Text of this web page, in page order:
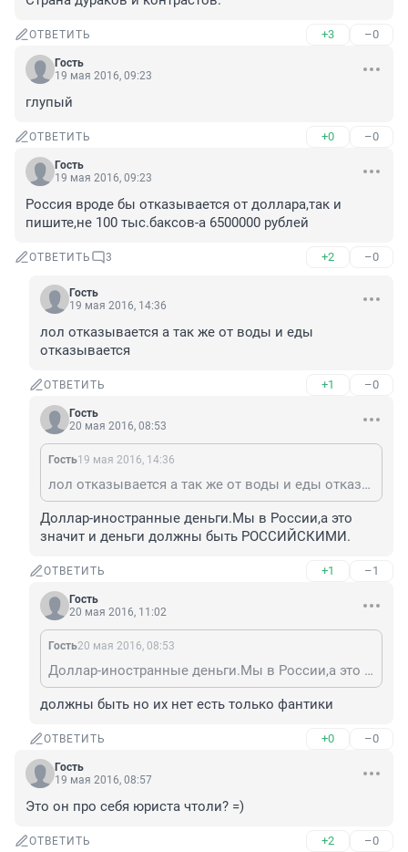
ОТВЕТИТЬ +3 –0
Гость
19 мая 2016, 09:23
глупый
ОТВЕТИТЬ +0 –0
Гость
19 мая 2016, 09:23
Россия вроде бы отказывается от доллара,так и
пишите,не 100 тыс.баксов-а 6500000 рублей
ОТВЕТИТЬ 3 +2 –0
Гость
19 мая 2016, 14:36
лол отказывается а так же от воды и еды
отказывается
ОТВЕТИТЬ +1 –0
Гость
20 мая 2016, 08:53
Гость19 мая 2016, 14:36
лол отказывается а так же от воды и еды отказывается
Доллар-иностранные деньги.Мы в России,а это
значит и деньги должны быть РОССИЙСКИМИ.
ОТВЕТИТЬ +1 –1
Гость
20 мая 2016, 11:02
Гость20 мая 2016, 08:53
Доллар-иностранные деньги.Мы в России,а это значит и деньги должны быть РОССИЙСКИМИ.
должны быть но их нет есть только фантики
ОТВЕТИТЬ +0 –0
Гость
19 мая 2016, 08:57
Это он про себя юриста чтоли? =)
ОТВЕТИТЬ +2 –0